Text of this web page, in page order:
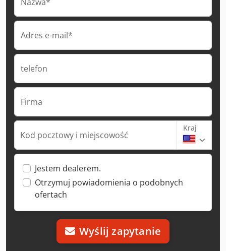
Adres e-mail*
telefon
Firma
Kod pocztowy i miejscowość
Kraj
Jestem dealerem.
Otrzymuj powiadomienia o podobnych
ofertach
Wyślij zapytanie